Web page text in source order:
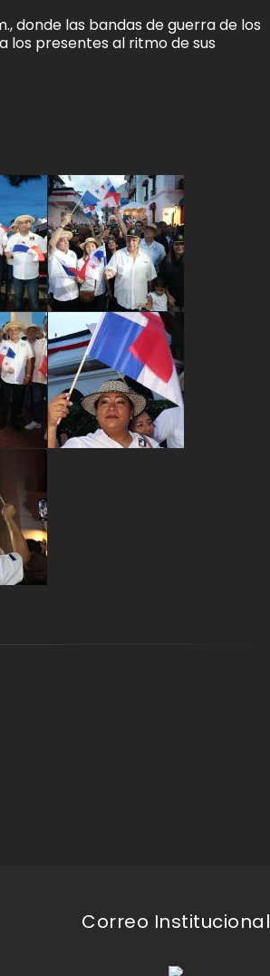
donde las bandas de guerra de los
los presentes al ritmo de sus
Correo Institucional